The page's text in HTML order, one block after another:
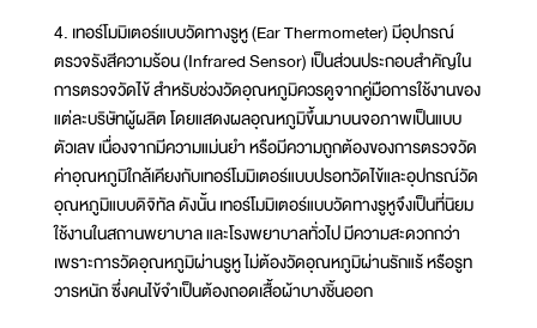
4. เทอร์โมมิเตอร์แบบวัดทางรูหู (Ear Thermometer) มีอุปกรณ์
ตรวจรังสีความร้อน (Infrared Sensor) เป็นส่วนประกอบสำคัญใน
การตรวจวัดไข้ สำหรับช่วงวัดอุณหภูมิควรดูจากคู่มือการใช้งานของ
แต่ละบริษัทผู้ผลิต โดยแสดงผลอุณหภูมิขึ้นมาบนจอภาพเป็นแบบ
ตัวเลข เนื่องจากมีความแม่นยำ หรือมีความถูกต้องของการตรวจวัด
ค่าอุณหภูมิใกล้เคียงกับเทอร์โมมิเตอร์แบบปรอทวัดไข้และอุปกรณ์วัด
อุณหภูมิแบบดิจิทัล ดังนั้น เทอร์โมมิเตอร์แบบวัดทางรูหูจึงเป็นที่นิยม
ใช้งานในสถานพยาบาล และโรงพยาบาลทั่วไป มีความสะดวกกว่า
เพราะการวัดอุณหภูมิผ่านรูหู ไม่ต้องวัดอุณหภูมิผ่านรักแร้ หรือรูท
วารหนัก ซึ่งคนไข้จำเป็นต้องถอดเสื้อผ้าบางชิ้นออก